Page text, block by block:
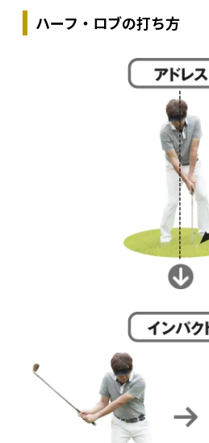
ハーフ・ロブの打ち方